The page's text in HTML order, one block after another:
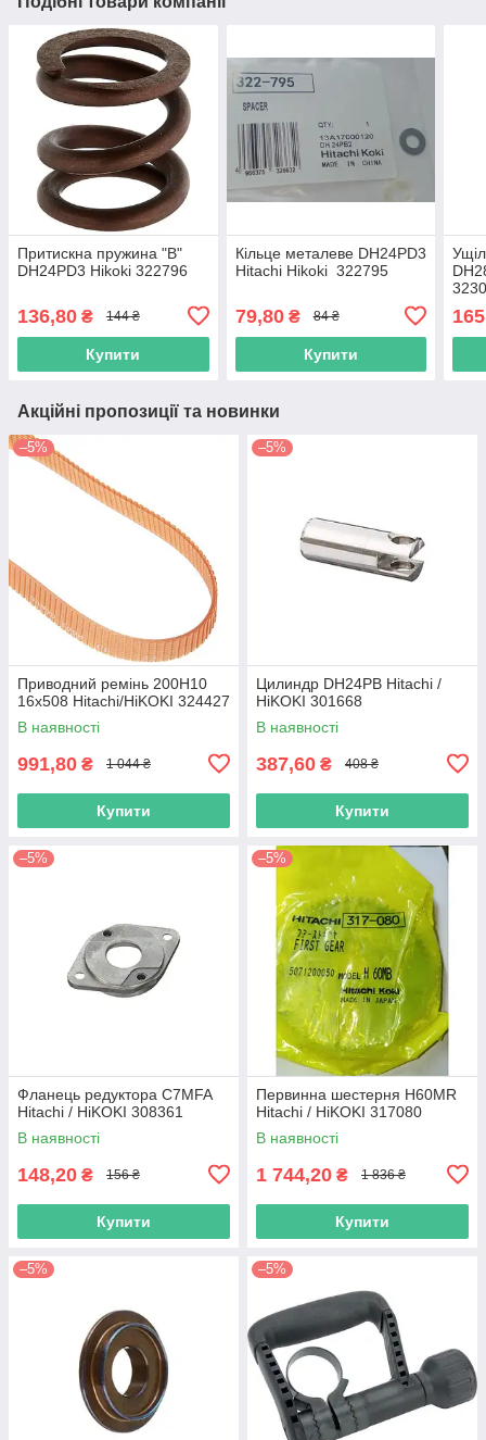
Притискна пружина "B"
DH24PD3 Hikoki 322796
136,80 ₴ 144 ₴
Купити
Кільце металеве DH24PD3
Hitachi Hikoki 322795
79,80₴ 84 ₴
Купити
Акційні пропозиції та новинки
–5%
Приводний ремінь 200Н10
16х508 Hitachi/HiKOKI 324427
В наявності
991,80 ₴ 1 044 ₴
Купити
–5%
Цилиндр DH24PB Hitachi /
HiKOKI 301668
В наявності
387,60 ₴ 408 ₴
Купити
–5%
Фланець редуктора C7MFA
Hitachi / HiKOKI 308361
В наявності
148,20 ₴ 156 ₴
Купити
–5%
Первинна шестерня H60MR
Hitachi / HiKOKI 317080
В наявності
1 744,20 ₴ 1 836 ₴
Купити
–5% –5%